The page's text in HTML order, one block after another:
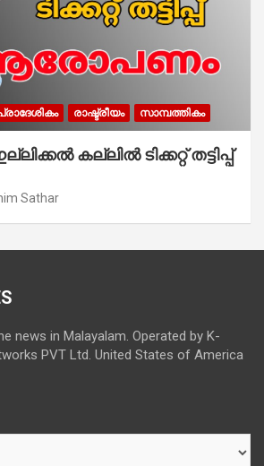
രാഷ്ട്രീയം സാമ്പത്തികം
കല്ലിൽ ടിക്കറ്റ് തട്ടിപ്പ്
Sathar
news in Malayalam. Operated by K-
PVT Ltd. United States of America